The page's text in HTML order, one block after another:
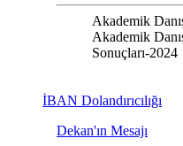
Akademik
Akademik
Sonuçları-2024
İBAN Dolandırıcılığı
Dekan'ın Mesajı